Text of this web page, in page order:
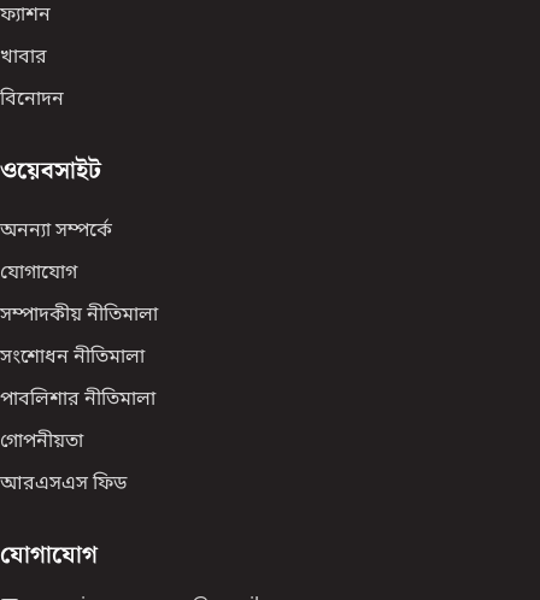
ফ্যাশন
খাবার
বিনোদন
ওয়েবসাইট
অনন্যা সম্পর্কে
যোগাযোগ
সম্পাদকীয় নীতিমালা
সংশোধন নীতিমালা
পাবলিশার নীতিমালা
গোপনীয়তা
আরএসএস ফিড
যোগাযোগ